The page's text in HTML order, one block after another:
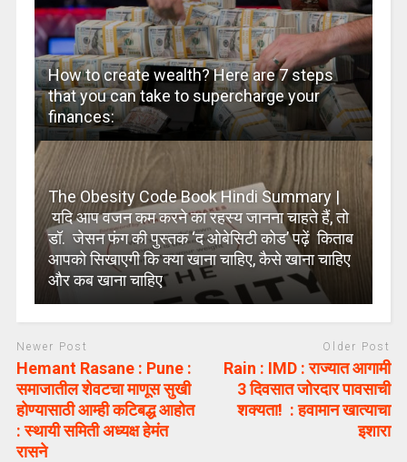
How to create wealth? Here are 7 steps
that you can take to supercharge your
finances:
The Obesity Code Book Hindi Summary |
यदि आप वजन कम करने का रहस्य जानना चाहते हैं, तो
डॉ. जेसन फंग की पुस्तक ‘द ओबेसिटी कोड’ पढ़ें किताब
आपको सिखाएगी कि क्या खाना चाहिए, कैसे खाना चाहिए
और कब खाना चाहिए
Newer Post
Hemant Rasane : Pune :
समाजातील शेवटचा माणूस सुखी
होण्यासाठी आम्ही कटिबद्ध आहोत
: स्थायी समिती अध्यक्ष हेमंत
रासने
Older Post
Rain : IMD : राज्यात आगामी
3 दिवसात जोरदार पावसाची
शक्यता! : हवामान खात्याचा
इशारा